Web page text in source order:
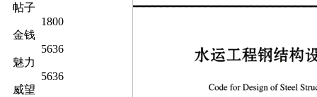
帖子
1800
金钱
5636
魅力
5636
威望